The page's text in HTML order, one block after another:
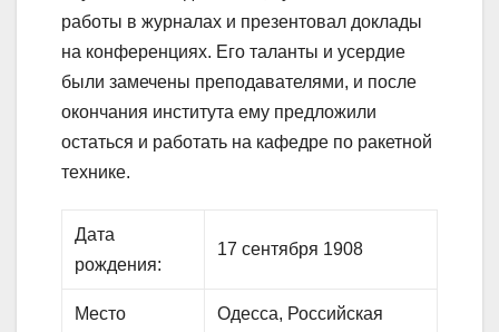
работы в журналах и презентовал доклады
на конференциях. Его таланты и усердие
были замечены преподавателями, и после
окончания института ему предложили
остаться и работать на кафедре по ракетной
технике.
Дата
рождения:
17 сентября 1908
Место
Одесса, Российская